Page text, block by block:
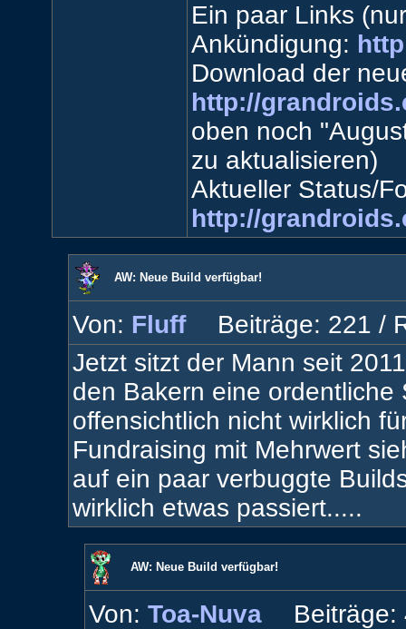
Ein paar Links
Ankündigung:
Download der
http://
oben noch
zu aktualisieren)
Aktueller Status/
http://
AW: Neue Build verfügbar!
Von: Fluff Beiträge: 221 /
Jetzt sitzt der Mann seit
den Bakern eine ordentliche
offensichtlich nicht wirklich
Fundraising mit Mehrwert
auf ein paar verbuggte
wirklich etwas passiert.....
AW: Neue Build verfügbar!
Von: Toa-Nuva